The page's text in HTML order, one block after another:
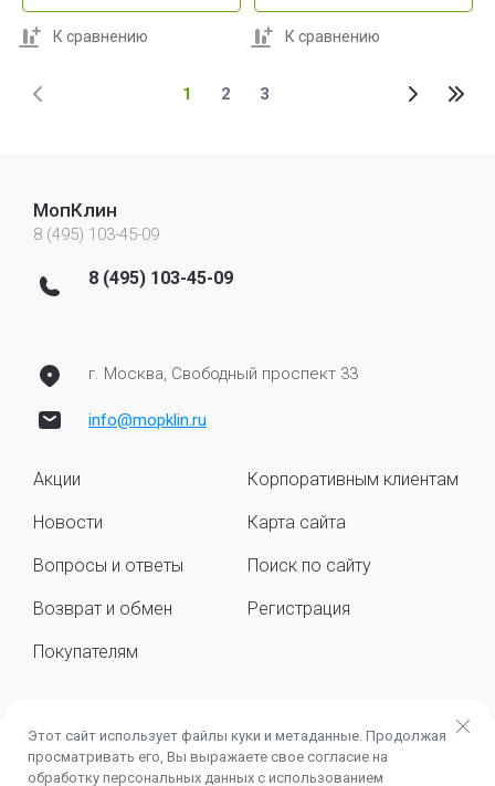
К сравнению К сравнению
1 2 3
МопКлин
8 (495) 103-45-09
8 (495) 103-45-09
г. Москва, Свободный проспект 33
info@mopklin.ru
Акции
Новости
Вопросы и ответы
Возврат и обмен
Покупателям
Корпоративным клиентам
Карта сайта
Поиск по сайту
Регистрация
© 2026 ИНН 504501548776 ОГРНИП / ГРНИП
Этот сайт использует файлы куки и метаданные. Продолжая
просматривать его, Вы выражаете свое согласие на
обработку персональных данных с использованием